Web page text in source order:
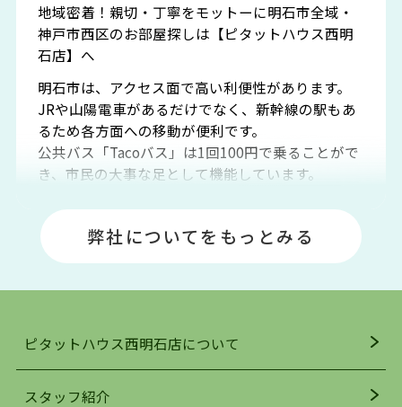
地域密着！親切・丁寧をモットーに明石市全域・
神戸市西区のお部屋探しは【ピタットハウス西明
石店】へ
明石市は、アクセス面で高い利便性があります。
JRや山陽電車があるだけでなく、新幹線の駅もあ
るため各方面への移動が便利です。
公共バス「Tacoバス」は1回100円で乗ることがで
き、市民の大事な足として機能しています。
場や釣りスポットが多くあります。JR「大久保
駅」周辺には、ビブレ・イオンをはじめとした買
い物施設も多くあり、買い物にも困りません。
明石駅・西明石駅を中心に、明石市・神戸市西区
でお部屋探している方は、ぜひ当ＨＰにて物件を
お探しになってください。弊社は、スタッフの平
弊社についてをもっとみる
ピタットハウス西明石店について
スタッフ紹介